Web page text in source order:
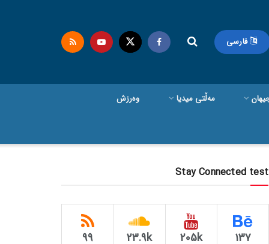
فارسی
مەڵتی میدیا وەرزش
Stay Connected test
137
205k
23.9k
99